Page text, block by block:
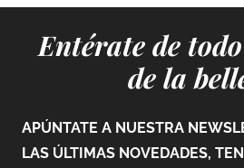
Entérate de
de la
APÚNTATE A NUESTRA
LAS ÚLTIMAS NOVEDADES,